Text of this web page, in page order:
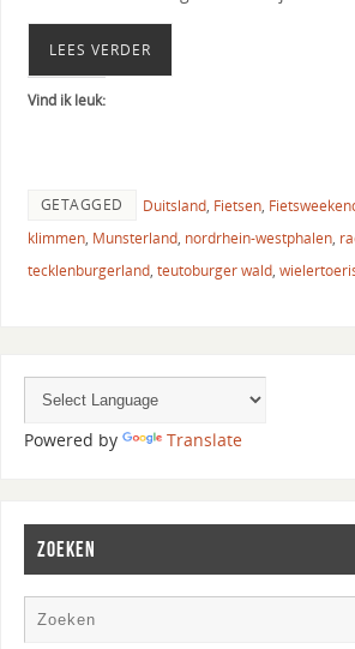
LEES VERDER
Vind ik leuk:
GETAGGED Duitsland, Fietsen,
klimmen, Munsterland, nordrhein-westphalen,
tecklenburgerland, teutoburger wald,
Powered by Translate
ZOEKEN